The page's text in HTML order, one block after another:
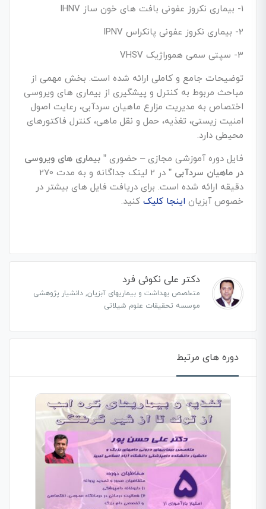
1- بیماری نکروز عفونی بافت های خون ساز IHNV
2- بیماری نکروز عفونی پانکراس IPNV
3- سپتی سمی هموراژیک VHSV
توضیحات جامع و کاملی ارائه شده است. بخش مهمی از
مباحث مربوط به کنترل و پیشگیری از بیماری های ویروسی
اختصاص به مدیریت مزارع ماهیان سردآبی، رعایت اصول
امنیت زیستی، تغذیه، حمل و نقل ماهی، کنترل فاکتورهای
محیطی دارد.
فایل دوره آموزشی مجازی – حضوری ” بیماری های ویروسی
در ماهیان سردآبی
” در 2 لینک جداگانه و به مدت 270
دقیقه ارائه شده است. برای دریافت فایل های بیشتر در
خصوص آبزیان اینجا کلیککنید.
دکتر علی نکوئی فرد
متخصص بهداشت و بیماریهای آبزیان, دانشیار پژوهشی
موسسه تحقیقات علوم شیلاتی
دوره های مرتبط